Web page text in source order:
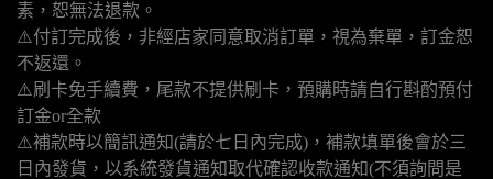
素，恕無法退款。
⚠️付訂完成後，非經店家同意取消訂單，視為棄單，訂金恕
不返還。
⚠️刷卡免手續費，尾款不提供刷卡，預購時請自行斟酌預付
訂金or全款
⚠️補款時以簡訊通知(請於七日內完成)，補款填單後會於三
日內發貨，以系統發貨通知取代確認收款通知(不須詢問是